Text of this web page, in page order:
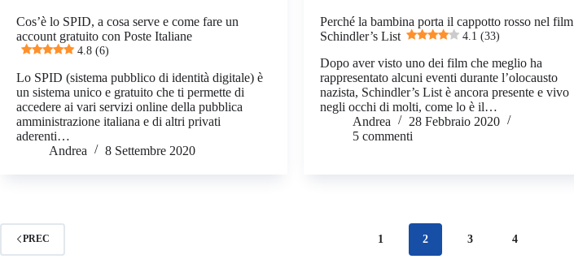
Cos’è lo SPID, a cosa serve e come fare un
account gratuito con Poste Italiane
4.8 (6)
Lo SPID (sistema pubblico di identità digitale) è
un sistema unico e gratuito che ti permette di
accedere ai vari servizi online della pubblica
amministrazione italiana e di altri privati
aderenti…
Andrea
8 Settembre 2020
Perché la bambina porta il cappotto rosso nel film
Schindler’s List
4.1 (33)
Dopo aver visto uno dei film che meglio ha
rappresentato alcuni eventi durante l’olocausto
nazista, Schindler’s List è ancora presente e vivo
negli occhi di molti, come lo è il…
Andrea
28 Febbraio 2020
5 commenti
PREC 1 2 3 4